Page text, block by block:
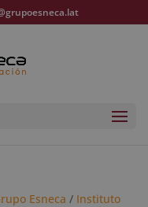
Esneca / Instituto